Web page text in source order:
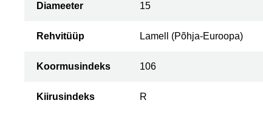
Diameeter 15
Rehvitüüp Lamell (Põhja-Euroopa)
Koormusindeks 106
Kiirusindeks R